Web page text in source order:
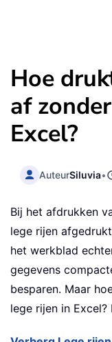
Hoe
af
Excel?
AuteurSiluvia•
Bij het afdrukken
lege rijen
het werkblad
gegevens
besparen. Maar
lege rijen in